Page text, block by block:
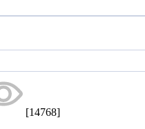
[14768]